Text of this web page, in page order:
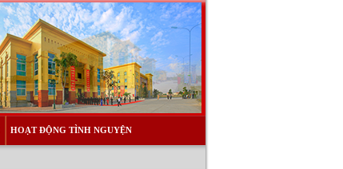
HOẠT ĐỘNG TÌNH NGUYỆN